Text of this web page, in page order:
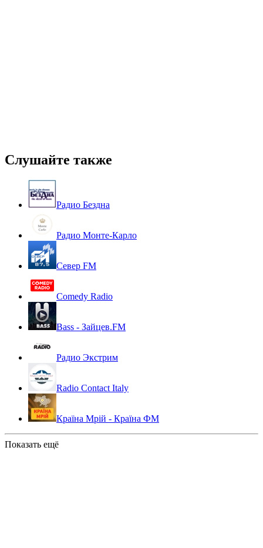
Слушайте также
Радио Бездна
Радио Монте-Карло
Север FM
Comedy Radio
Bass - Зайцев.FM
Радио Экстрим
Radio Contact Italy
Країна Мрій - Країна ФМ
Показать ещё